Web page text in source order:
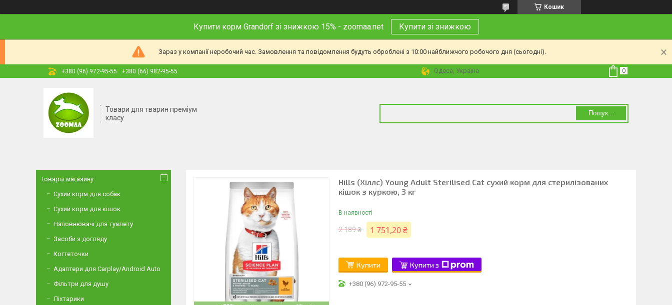
Кошик
Купити корм Grandorf зі знижкою 15% - zoomaa.net Купити зі знижкою
Зараз у компанії неробочий час. Замовлення та повідомлення будуть оброблені з 10:00 найближчого робочого дня (сьогодні).
+380 (96) 972-95-55 +380 (66) 982-95-55 Одеса, Україна
Товари для тварин преміум
класу
Пошук...
Hills (Хіллс) Young Adult Sterilised Cat сухий корм для стерилізованих
кішок з куркою, 3 кг
В наявності
2 189 ₴ 1 751,20 ₴
Купити Купити з
+380 (96) 972-95-55
Товары магазину
Сухий корм для собак
Сухий корм для кішок
Наповнювачі для туалету
Засоби з догляду
Когтеточки
Адаптери для Carplay/Android Auto
Фільтри для душу
Ліхтарики